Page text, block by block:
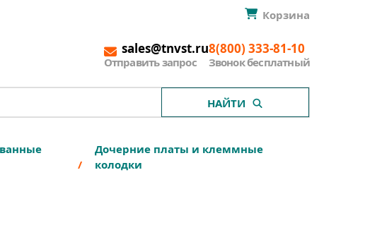
Корзина
sales@tnvst.ru
Отправить запрос
8(800) 333-81-10
Звонок бесплатный
НАЙТИ
Дочерние платы и клеммные
колодки